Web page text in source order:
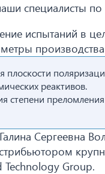
специалисты
испытаний в
реактивов.
степени
Сергеевна
Technology Group.